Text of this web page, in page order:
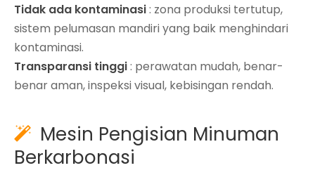
Tidak ada kontaminasi: zona produksi tertutup,
sistem pelumasan mandiri yang baik menghindari
kontaminasi.
Transparansi tinggi: perawatan mudah, benar-
benar aman, inspeksi visual, kebisingan rendah.
 Mesin Pengisian Minuman
Berkarbonasi